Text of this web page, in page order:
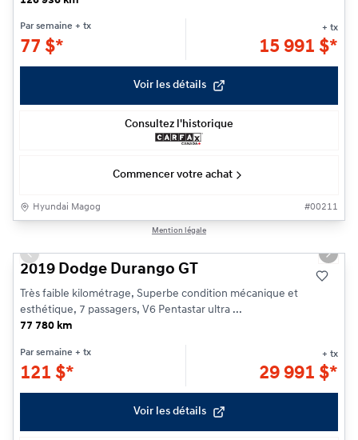
Par semaine + tx
77 $*
+ tx
15 991 $*
Voir les détails
Consultez l'historique
Commencer votre achat
Hyundai Magog #00211
Mention légale
Previous slide Next
2019 Dodge Durango GT
Très faible kilométrage, Superbe condition mécanique et
esthétique, 7 passagers, V6 Pentastar ultra ...
77 780 km
Par semaine + tx
121 $*
+ tx
29 991 $*
Voir les détails